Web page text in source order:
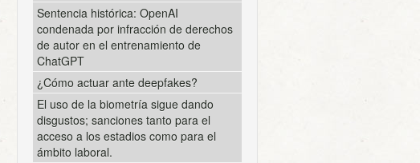
Sentencia histórica: OpenAI
condenada por infracción de derechos
de autor en el entrenamiento de
ChatGPT
¿Cómo actuar ante deepfakes?
El uso de la biometría sigue dando
disgustos; sanciones tanto para el
acceso a los estadios como para el
ámbito laboral.